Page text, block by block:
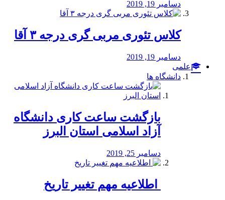
دسامبر 19, 2019
کلاس تئوری مربی گری درجه ۳ آقا
دسامبر 19, 2019
علمی
دانشگاه ها
بازگشت ساعت کاری دانشگاه
آزاد اسلامی استان البرز
دسامبر 25, 2019
️ اطلاعیه مهم تغییر تاریخ